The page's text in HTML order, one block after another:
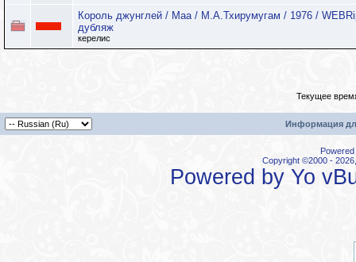
Король джунглей / Маа / М.А.Тхирумугам / 1976 /
дубляж
керелис
Текущее
Информация
Copyright ©2000 -
Powered by Yo